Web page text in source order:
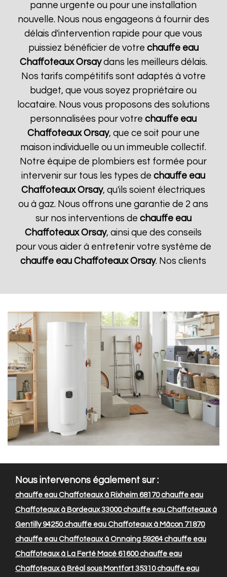
panne urgente ou pour une installation
nouvelle. Nous nous engageons à fournir des
délais d'intervention rapide pour que vous
puissiez bénéficier de votre chauffe eau
Chaffoteaux Orsaydans les meilleurs délais.
Nos tarifs compétitifs sont adaptés à votre
budget, que vous soyez propriétaire ou
locataire. Nous vous proposons des solutions
personnalisées pour votrechauffe eau
Chaffoteaux Orsay, que ce soit pour une
maison individuelle ou un immeuble collectif.
Notre équipe de plombiers est formée pour
intervenir sur tous les types dechauffe eau
Chaffoteaux Orsay, qu'ils soient électriques
ou à gaz. Nous offrons une garantie de 2 ans
sur nos interventions de chauffe eau
Chaffoteaux Orsay, ainsi que des conseils
pour vous aider à entretenir votre système de
chauffe eau Chaffoteaux Orsay. Nos clients
Nous intervenons également sur :
chauffe eau Chaffoteaux à Rixheim 68170chauffe eau
Chaffoteaux à Bordeaux 33000chauffe eau Chaffoteaux à
Gentilly 94250chauffe eau Chaffoteaux à Mâcon 71870
chauffe eau Chaffoteaux à Onnaing 59264 chauffe eau
Chaffoteaux à La Ferté Macé 61600chauffe eau
Chaffoteaux à Bréal sous Montfort 35310chauffe eau